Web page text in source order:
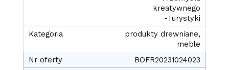
kreatywnego
-Turystyki
produkty drewniane,
meble
BOFR20231024023